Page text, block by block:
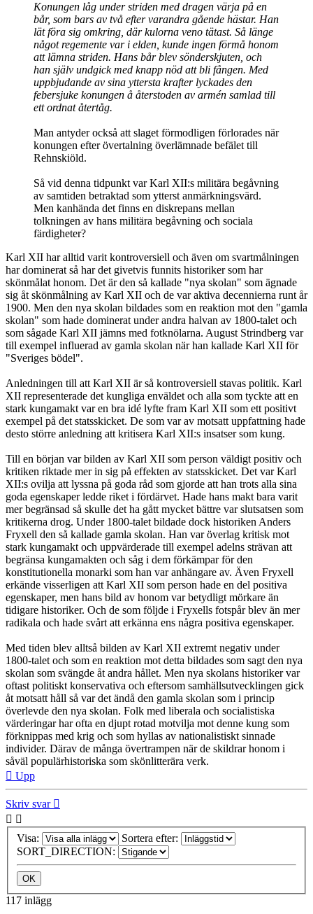
Konungen låg under striden med dragen värja på en
bår, som bars av två efter varandra gående hästar. Han
lät föra sig omkring, där kulorna veno tätast. Så länge
något regemente var i elden, kunde ingen förmå honom
att lämna striden. Hans bår blev sönderskjuten, och
han själv undgick med knapp nöd att bli fången. Med
uppbjudande av sina yttersta krafter lyckades den
febersjuke konungen å återstoden av armén samlad till
ett ordnat återtåg.
Man antyder också att slaget förmodligen förlorades när
konungen efter övertalning överlämnade befälet till
Rehnskiöld.
Så vid denna tidpunkt var Karl XII:s militära begåvning
av samtiden betraktad som ytterst anmärkningsvärd.
Men kanhända det finns en diskrepans mellan
tolkningen av hans militära begåvning och sociala
färdigheter?
Karl XII har alltid varit kontroversiell och även om svartmålningen
har dominerat så har det givetvis funnits historiker som har
skönmålat honom. Det är den så kallade "nya skolan" som ägnade
sig åt skönmålning av Karl XII och de var aktiva decennierna runt år
1900. Men den nya skolan bildades som en reaktion mot den "gamla
skolan" som hade dominerat under andra halvan av 1800-talet och
som sågade Karl XII jämns med fotknölarna. August Strindberg var
till exempel influerad av gamla skolan när han kallade Karl XII för
"Sveriges bödel".
Anledningen till att Karl XII är så kontroversiell stavas politik. Karl
XII representerade det kungliga enväldet och alla som tyckte att en
stark kungamakt var en bra idé lyfte fram Karl XII som ett positivt
exempel på det statsskicket. De som var av motsatt uppfattning hade
desto större anledning att kritisera Karl XII:s insatser som kung.
Till en början var bilden av Karl XII som person väldigt positiv och
kritiken riktade mer in sig på effekten av statsskicket. Det var Karl
XII:s ovilja att lyssna på goda råd som gjorde att han trots alla sina
goda egenskaper ledde riket i fördärvet. Hade hans makt bara varit
mer begränsad så skulle det ha gått mycket bättre var slutsatsen som
kritikerna drog. Under 1800-talet bildade dock historiken Anders
Fryxell den så kallade gamla skolan. Han var överlag kritisk mot
stark kungamakt och uppvärderade till exempel adelns strävan att
begränsa kungamakten och såg i dem förkämpar för den
konstitutionella monarki som han var anhängare av. Även Fryxell
erkände visserligen att Karl XII som person hade en del positiva
egenskaper, men hans bild av honom var betydligt mörkare än
tidigare historiker. Och de som följde i Fryxells fotspår blev än mer
radikala och hade svårt att erkänna ens några positiva egenskaper.
Med tiden blev alltså bilden av Karl XII extremt negativ under
1800-talet och som en reaktion mot detta bildades som sagt den nya
skolan som svängde åt andra hållet. Men nya skolans historiker var
oftast politiskt konservativa och eftersom samhällsutvecklingen gick
åt motsatt håll så var det ändå den gamla skolan som i princip
överlevde den nya skolan. Folk med liberala och socialistiska
värderingar har ofta en djupt rotad motvilja mot denne kung som
förknippas med krig och som hyllas av nationalistiskt sinnade
individer. Därav de många övertrampen när de skildrar honom i
såväl populärhistoriska som skönlitterära verk.
Upp
Skriv svar
Visa:
Sortera efter:
SORT_DIRECTION:
117 inlägg